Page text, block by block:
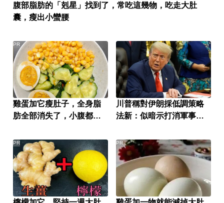
腹部脂肪的「剋星」找到了，常吃這幾物，吃走大肚
囊，瘦出小蠻腰
雞蛋加它瘦肚子，全身脂
肪全部消失了，小腹都平
PR
川普稱對伊朗採低調策略
法新：似暗示打消軍事打
PR PR